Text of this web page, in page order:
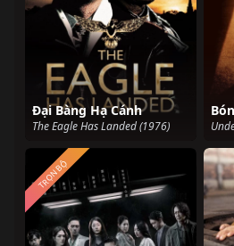
Đại Bàng Hạ Cánh
The Eagle Has Landed (1976)
TRỌN BỘ